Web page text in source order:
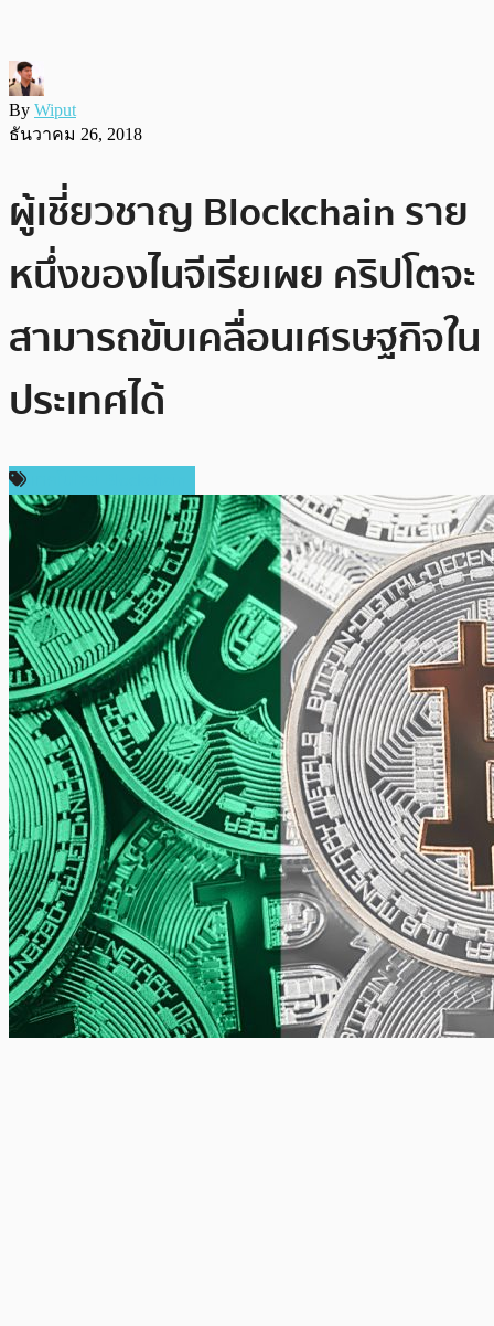
By Wiput
ธันวาคม 26, 2018
ผู้เชี่ยวชาญ Blockchain ราย
หนึ่งของไนจีเรียเผย คริปโตจะ
สามารถขับเคลื่อนเศรษฐกิจใน
ประเทศได้